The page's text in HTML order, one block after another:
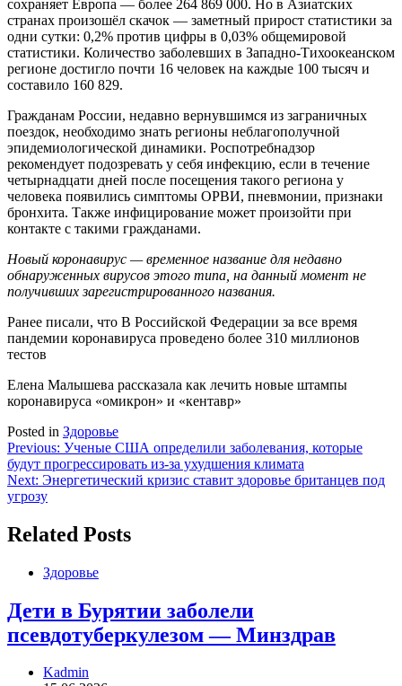
сохраняет Европа — более 264 869 000. Но в Азиатских
странах произошёл скачок — заметный прирост статистики за
одни сутки: 0,2% против цифры в 0,03% общемировой
статистики. Количество заболевших в Западно-Тихоокеанском
регионе достигло почти 16 человек на каждые 100 тысяч и
составило 160 829.
Гражданам России, недавно вернувшимся из заграничных
поездок, необходимо знать регионы неблагополучной
эпидемиологической динамики. Роспотребнадзор
рекомендует подозревать у себя инфекцию, если в течение
четырнадцати дней после посещения такого региона у
человека появились симптомы ОРВИ, пневмонии, признаки
бронхита. Также инфицирование может произойти при
контакте с такими гражданами.
Новый коронавирус — временное название для недавно
обнаруженных вирусов этого типа, на данный момент не
получивших зарегистрированного названия.
Ранее писали, что В Российской Федерации за все время
пандемии коронавируса проведено более 310 миллионов
тестов
Елена Малышева рассказала как лечить новые штампы
коронавируса «омикрон» и «кентавр»
Posted in Здоровье
Навигация
по
записям
Previous: Ученые США определили заболевания, которые
будут прогрессировать из-за ухудшения климата
Next: Энергетический кризис ставит здоровье британцев под
угрозу
Related Posts
Здоровье
Дети в Бурятии заболели
псевдотуберкулезом — Минздрав
Kadmin